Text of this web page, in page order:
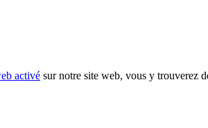
activé sur notre site web, vous y trouverez